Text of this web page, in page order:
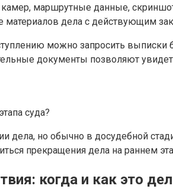
маршрутные данные,
дела с действующим
можно запросить
документы позволяют
суда?
дела, но обычно в досудебной
прекращения дела на раннем
когда и как это